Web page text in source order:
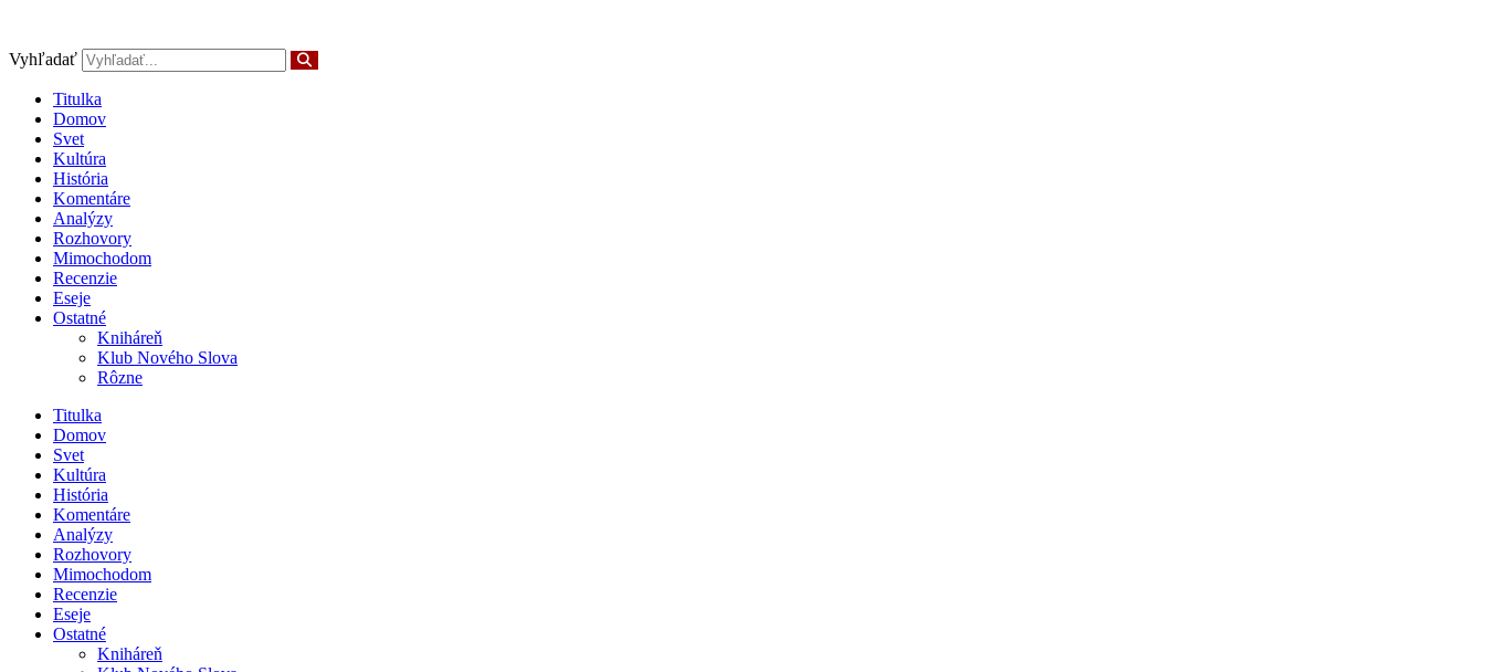
obsah
Vyhľadať
Titulka
Domov
Svet
Kultúra
História
Komentáre
Analýzy
Rozhovory
Mimochodom
Recenzie
Eseje
Ostatné
Kniháreň
Klub Nového Slova
Rôzne
Titulka
Domov
Svet
Kultúra
História
Komentáre
Analýzy
Rozhovory
Mimochodom
Recenzie
Eseje
Ostatné
Kniháreň